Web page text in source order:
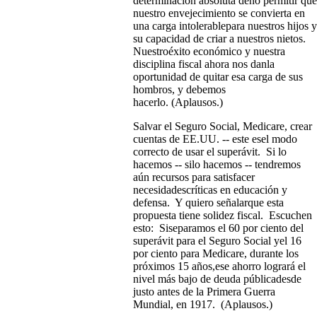
nuestro envejecimiento se convierta en
una carga intolerablepara nuestros hijos y
su capacidad de criar a nuestros nietos.
Nuestroéxito económico y nuestra
disciplina fiscal ahora nos danla
oportunidad de quitar esa carga de sus
hombros, y debemos
hacerlo. (Aplausos.)
Salvar el Seguro Social, Medicare, crear
cuentas de EE.UU. -- este esel modo
correcto de usar el superávit. Si lo
hacemos -- silo hacemos -- tendremos
aún recursos para satisfacer
necesidadescríticas en educación y
defensa. Y quiero señalarque esta
propuesta tiene solidez fiscal. Escuchen
esto: Siseparamos el 60 por ciento del
superávit para el Seguro Social yel 16
por ciento para Medicare, durante los
próximos 15 años,ese ahorro logrará el
nivel más bajo de deuda públicadesde
justo antes de la Primera Guerra
Mundial, en 1917. (Aplausos.)